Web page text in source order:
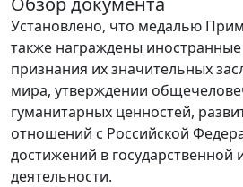
Установлено, что медалью
также награждены
признания их значительных
мира, утверждении
гуманитарных ценностей,
отношений с Российской
достижений в государственной
деятельности.